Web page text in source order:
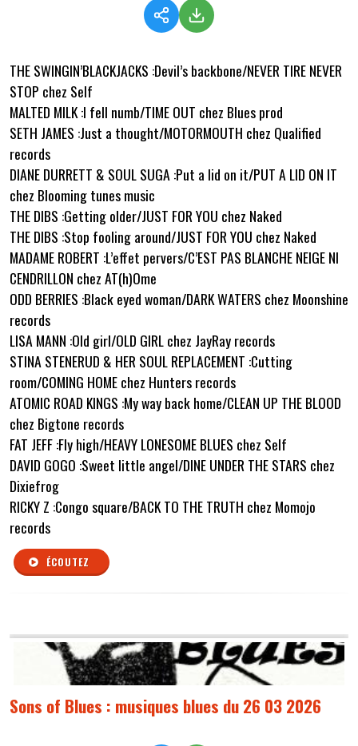
THE SWINGIN’BLACKJACKS :Devil’s backbone/NEVER TIRE NEVER
STOP chez Self
MALTED MILK :I fell numb/TIME OUT chez Blues prod
SETH JAMES :Just a thought/MOTORMOUTH chez Qualified
records
DIANE DURRETT & SOUL SUGA :Put a lid on it/PUT A LID ON IT
chez Blooming tunes music
THE DIBS :Getting older/JUST FOR YOU chez Naked
THE DIBS :Stop fooling around/JUST FOR YOU chez Naked
MADAME ROBERT :L’effet pervers/C’EST PAS BLANCHE NEIGE NI
CENDRILLON chez AT(h)Ome
ODD BERRIES :Black eyed woman/DARK WATERS chez Moonshine
records
LISA MANN :Old girl/OLD GIRL chez JayRay records
STINA STENERUD & HER SOUL REPLACEMENT :Cutting
room/COMING HOME chez Hunters records
ATOMIC ROAD KINGS :My way back home/CLEAN UP THE BLOOD
chez Bigtone records
FAT JEFF :Fly high/HEAVY LONESOME BLUES chez Self
DAVID GOGO :Sweet little angel/DINE UNDER THE STARS chez
Dixiefrog
RICKY Z :Congo square/BACK TO THE TRUTH chez Momojo
records
ÉCOUTEZ
Sons of Blues : musiques blues du 26 03 2026